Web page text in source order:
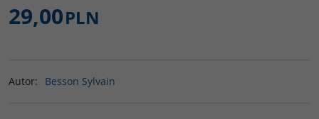
29,00PLN
Autor: Besson Sylvain